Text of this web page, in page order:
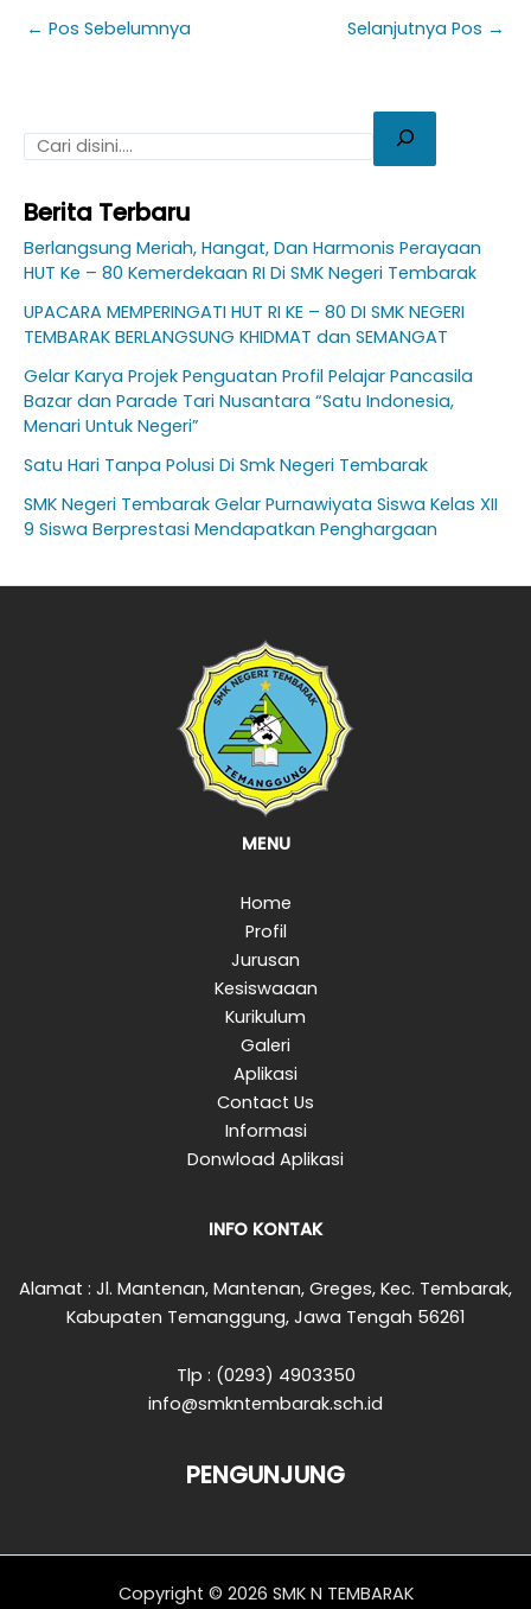
← Pos Sebelumnya Selanjutnya Pos →
Berita Terbaru
Berlangsung Meriah, Hangat, Dan Harmonis Perayaan
HUT Ke – 80 Kemerdekaan RI Di SMK Negeri Tembarak
UPACARA MEMPERINGATI HUT RI KE – 80 DI SMK NEGERI
TEMBARAK BERLANGSUNG KHIDMAT dan SEMANGAT
Gelar Karya Projek Penguatan Profil Pelajar Pancasila
Bazar dan Parade Tari Nusantara “Satu Indonesia,
Menari Untuk Negeri”
Satu Hari Tanpa Polusi Di Smk Negeri Tembarak
SMK Negeri Tembarak Gelar Purnawiyata Siswa Kelas XII
9 Siswa Berprestasi Mendapatkan Penghargaan
MENU
Home
Profil
Jurusan
Kesiswaaan
Kurikulum
Galeri
Aplikasi
Contact Us
Informasi
Donwload Aplikasi
INFO KONTAK
Alamat : Jl. Mantenan, Mantenan, Greges, Kec. Tembarak,
Kabupaten Temanggung, Jawa Tengah 56261
Tlp : (0293) 4903350
info@smkntembarak.sch.id
PENGUNJUNG
Copyright © 2026 SMK N TEMBARAK